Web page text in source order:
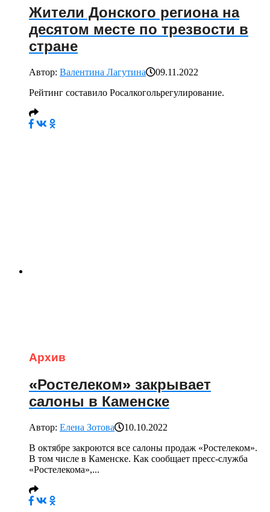
Жители Донского региона на
десятом месте по трезвости в
стране
Автор: Валентина Лагутина
09.11.2022
Рейтинг составило Росалкогольрегулирование.
Архив
«Ростелеком» закрывает
салоны в Каменске
Автор: Елена Зотова
10.10.2022
В октябре закроются все салоны продаж «Ростелеком».
В том числе в Каменске. Как сообщает пресс-служба
«Ростелекома»,...